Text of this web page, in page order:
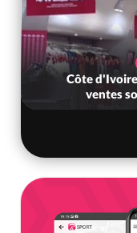
des
2...